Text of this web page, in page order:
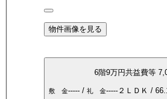
物件画像を見る
6階9万円共益費等
敷 金----- /礼 金----- ２ＬＤＫ /